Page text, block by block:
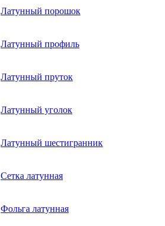
Латунный порошок
Латунный профиль
Латунный пруток
Латунный уголок
Латунный шестигранник
Сетка латунная
Фольга латунная